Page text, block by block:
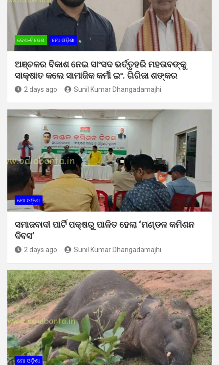
ଦେଶ-ବିଦେଶ ମୋ ଓଡ଼ିଶା
ଅଞ୍ଚଳର ବିକାଶ ନେଇ ସାଂସଦ ଭର୍ତ୍ତୃହରି ମହତାବଙ୍କୁ
ସାକ୍ଷାତ କଲେ ସାମାଜିକ କର୍ମୀ ଇଂ. ଗିରିଜା ଶଙ୍କର
2 days ago Sunil Kumar Dhangadamajhi
ମୋ ଓଡ଼ିଶା
ସମାଜବାଦୀ ପାର୍ଟି ପକ୍ଷରୁ ପାଳିତ ହେଲା ‘ମଣ୍ଡଳ କମିଶନ
ଦିବସ’
2 days ago Sunil Kumar Dhangadamajhi
ମୋ ଓଡ଼ିଶା